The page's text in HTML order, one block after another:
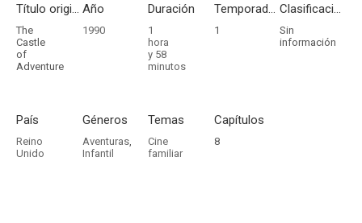
Título original
The
Castle
of
Adventure
Año
1990
Duración
1
hora
y 58
minutos
Temporadas
1
Clasificación por edades
Sin
información
País
Reino
Unido
Géneros
Aventuras,
Infantil
Temas
Cine
familiar
Capítulos
8